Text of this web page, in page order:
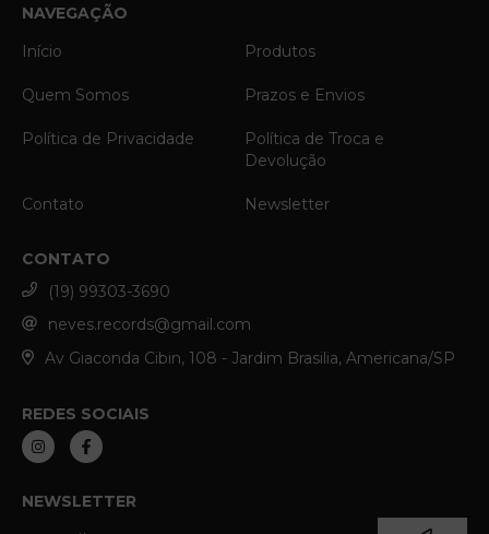
NAVEGAÇÃO
Início
Produtos
Quem Somos Prazos e Envios
Política de Privacidade
Política de Troca e
Devolução
Contato Newsletter
CONTATO
(19) 99303-3690
neves.records@gmail.com
Av Giaconda Cibin, 108 - Jardim Brasilia, Americana/SP
REDES SOCIAIS
NEWSLETTER